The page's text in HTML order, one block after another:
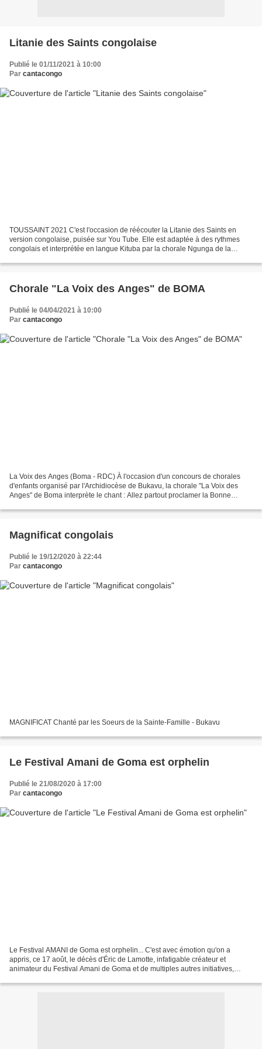
Litanie des Saints congolaise
Publié le 01/11/2021 à 10:00
Par cantacongo
TOUSSAINT 2021 C'est l'occasion de réécouter la Litanie des Saints en
version congolaise, puisée sur You Tube. Elle est adaptée à des rythmes
congolais et interprétée en langue Kituba par la chorale Ngunga de la
Chorale "La Voix des Anges" de BOMA
Publié le 04/04/2021 à 10:00
Par cantacongo
La Voix des Anges (Boma - RDC) À l'occasion d'un concours de chorales
d'enfants organisé par l'Archidiocèse de Bukavu, la chorale "La Voix des
Anges" de Boma interprète le chant : Allez partout proclamer la Bonne
Magnificat congolais
Publié le 19/12/2020 à 22:44
Par cantacongo
MAGNIFICAT Chanté par les Soeurs de la Sainte-Famille - Bukavu
Le Festival Amani de Goma est orphelin
Publié le 21/08/2020 à 17:00
Par cantacongo
Le Festival AMANI de Goma est orphelin... C'est avec émotion qu'on a
appris, ce 17 août, le décès d'Éric de Lamotte, infatigable créateur et
animateur du Festival Amani de Goma et de multiples autres initiatives,